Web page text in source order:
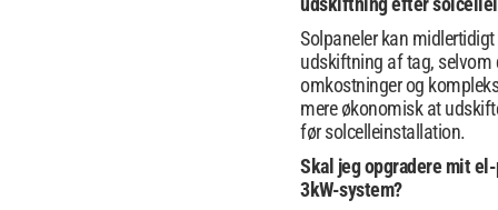
Solpaneler kan
udskiftning af tag, selvom
omkostninger og
mere økonomisk at
før solcelleinstallation.
Skal jeg opgradere mit
3kW-system?